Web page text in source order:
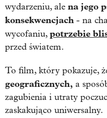
wydarzeniu, ale na jego
konsekwencjach - na
wycofaniu,potrzebie
przed światem.
To film, który pokazuje,
geograficznych, a
zagubienia i utraty
zaskakująco uniwersalny.